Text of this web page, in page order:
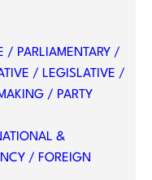
/ PARLIAMENTARY /
/ LEGISLATIVE /
/ PARTY
&
/ FOREIGN